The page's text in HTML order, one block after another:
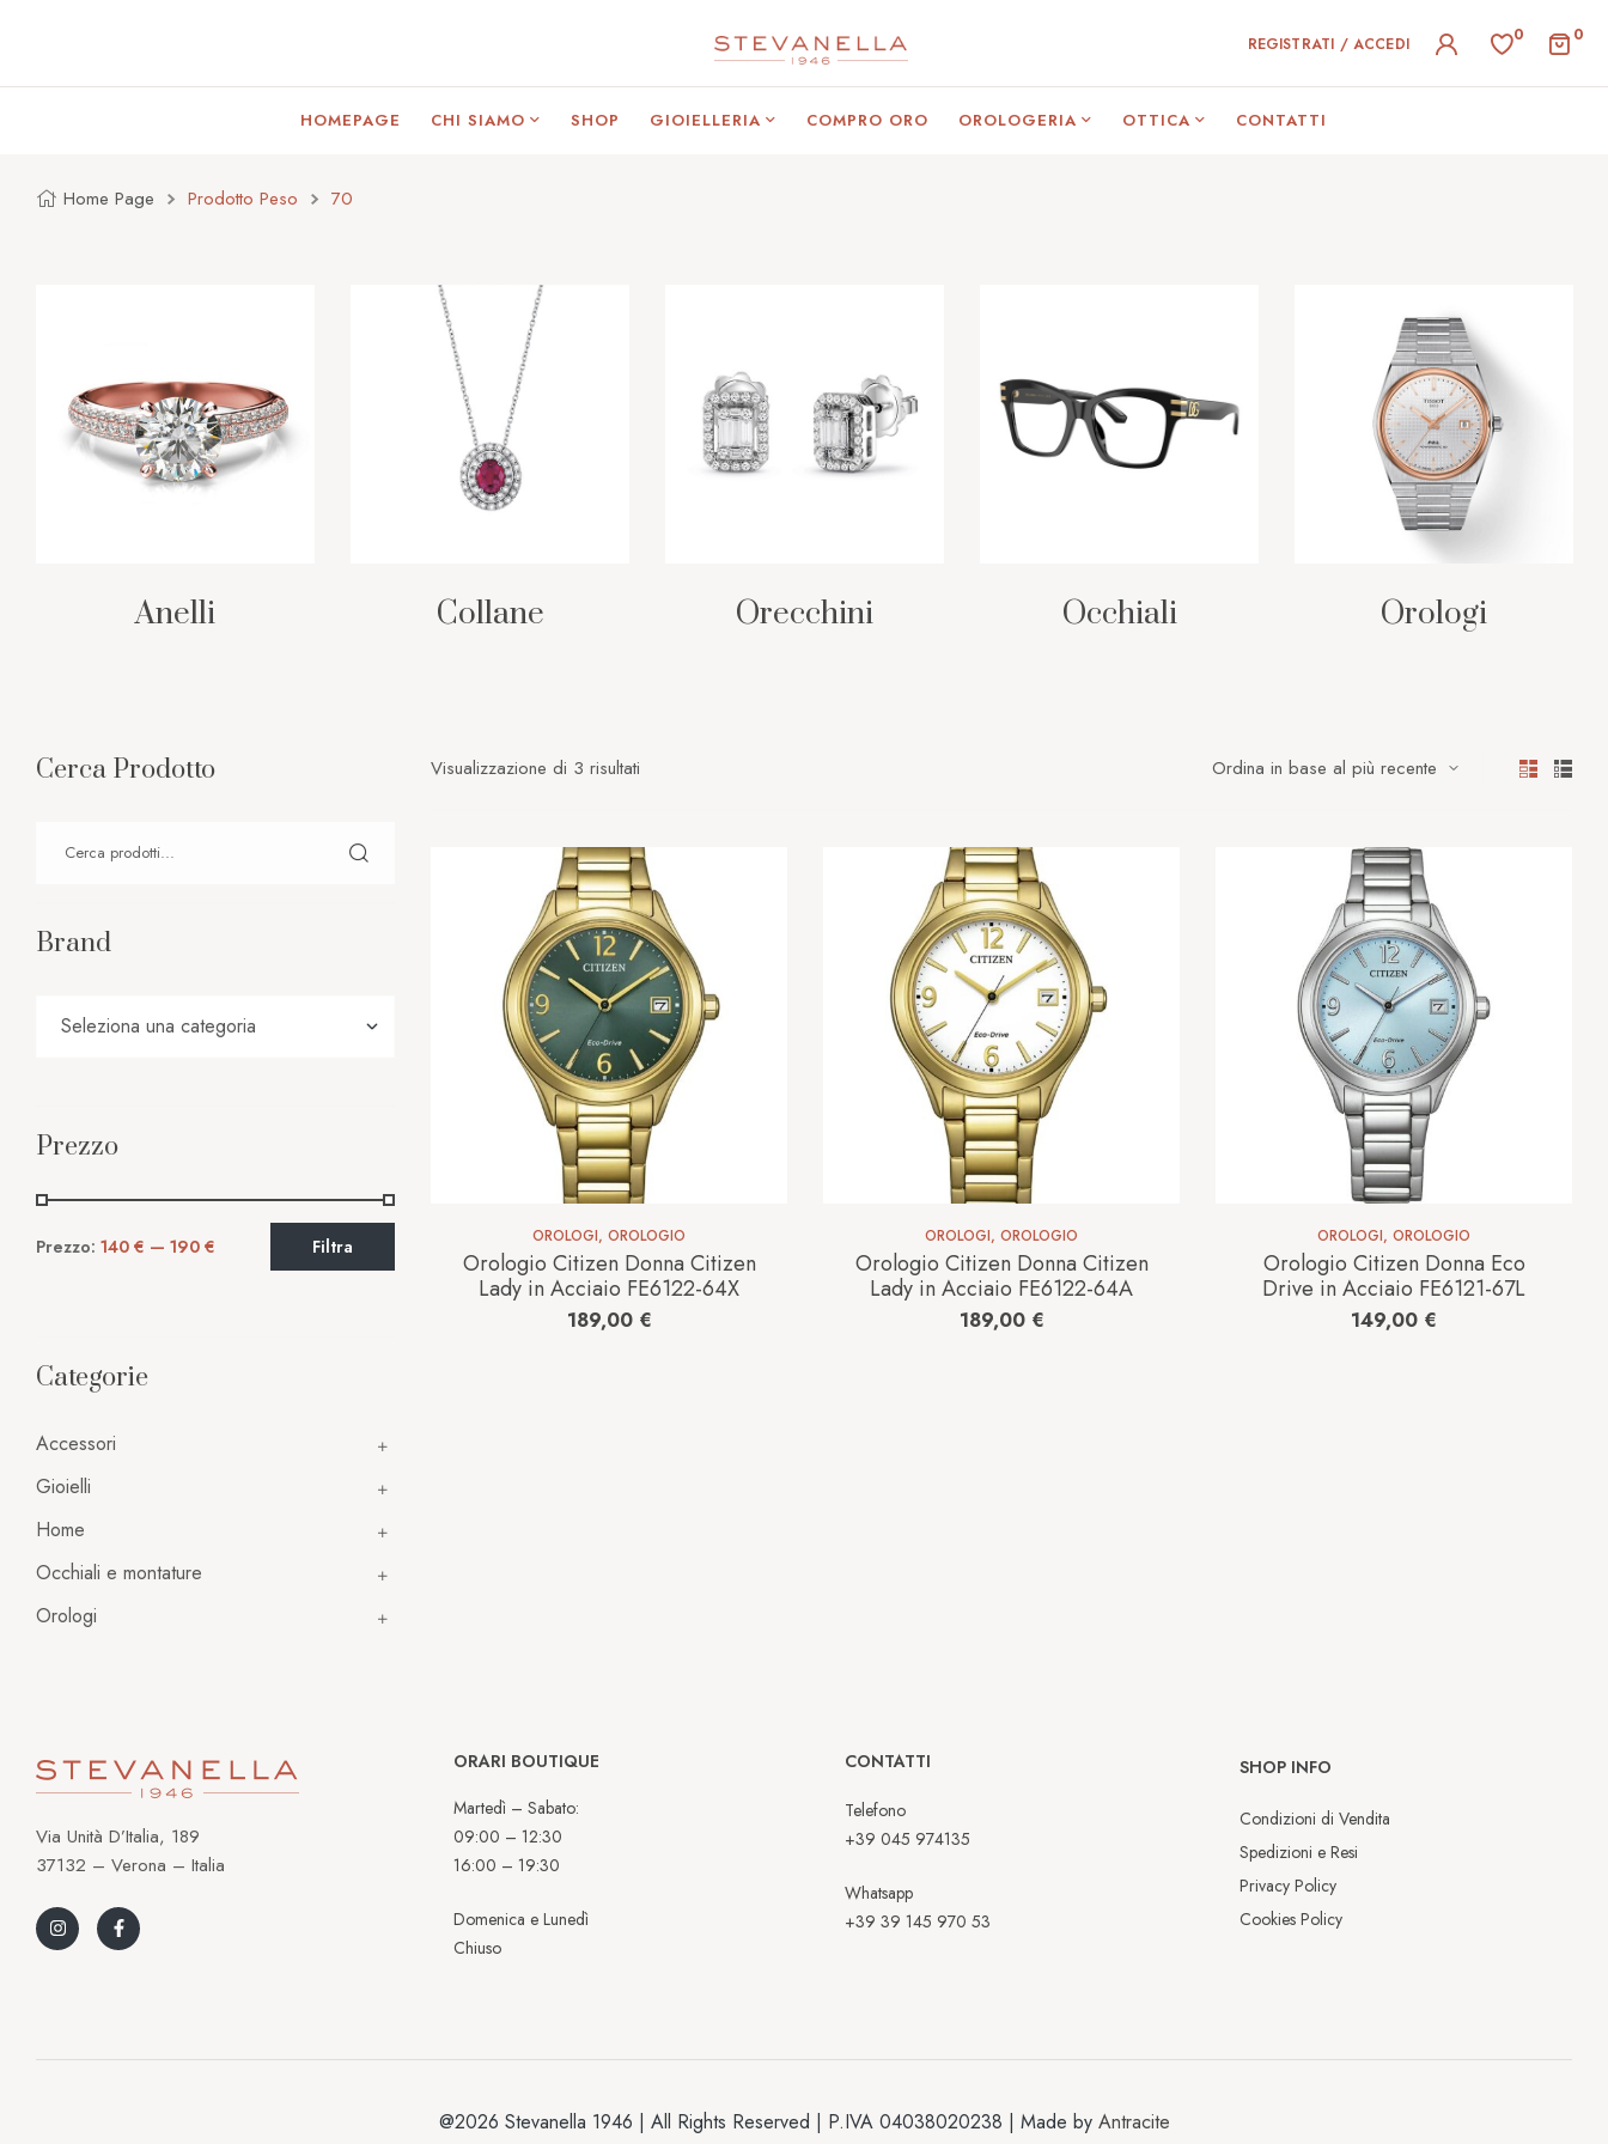
REGISTRATI / ACCEDI 0 0
HOMEPAGE CHI SIAMO SHOP GIOIELLERIA COMPRO ORO OROLOGERIA OTTICA CONTATTI
Home Page Prodotto Peso 70
Anelli Collane Orecchini Occhiali Orologi
Visualizzazione di 3 risultati
OROLOGI, OROLOGIO
Orologio Citizen Donna Citizen
Lady in Acciaio FE6122-64X
189,00 €
OROLOGI, OROLOGIO
Orologio Citizen Donna Citizen
Lady in Acciaio FE6122-64A
189,00 €
OROLOGI, OROLOGIO
Orologio Citizen Donna Eco
Drive in Acciaio FE6121-67L
149,00 €
Cerca Prodotto
Brand
Prezzo
Filtra
Prezzo: 140 € — 190 €
Categorie
Accessori
Gioielli
Home
Occhiali e montature
Orologi
Via Unità D’Italia, 189
37132 – Verona – Italia
ORARI BOUTIQUE
Martedì – Sabato:
09:00 – 12:30
16:00 – 19:30
Domenica e Lunedì
Chiuso
CONTATTI
Telefono
+39 045 974135
Whatsapp
+39 39 145 970 53
SHOP INFO
Condizioni di Vendita
Spedizioni e Resi
Privacy Policy
Cookies Policy
@2026 Stevanella 1946 | All Rights Reserved | P.IVA 04038020238 | Made by Antracite